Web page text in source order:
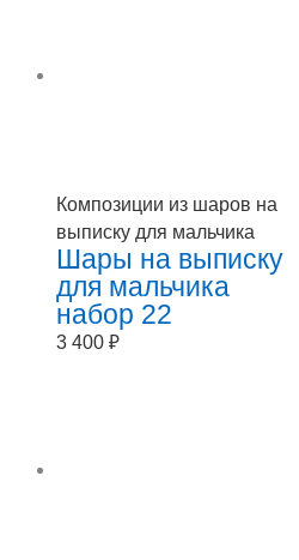
Композиции из шаров на
выписку для мальчика
Шары на выписку
для мальчика
набор 22
3 400 ₽